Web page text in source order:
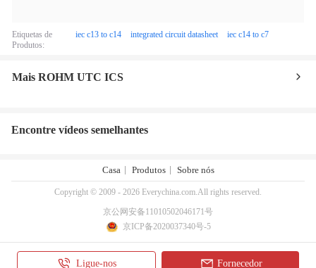
Etiquetas de
Produtos:
iec c13 to c14 integrated circuit datasheet iec c14 to c7
Mais ROHM UTC ICS
Encontre vídeos semelhantes
Ligue-nos Fornecedor
Casa Produtos Sobre nós
Copyright © 2009 - 2026 Everychina.com.All rights reserved.
京公网安备11010502046171号
京ICP备2020037340号-5